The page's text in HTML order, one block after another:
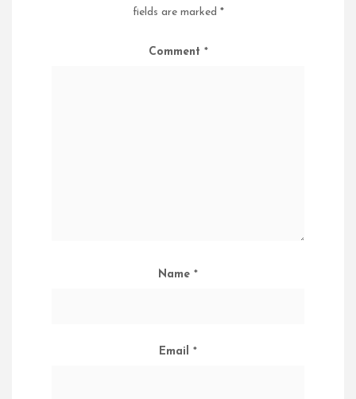
fields are marked *
Comment *
Name *
Email *